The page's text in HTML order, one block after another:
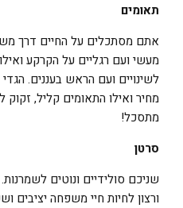
תאומים
אתם מסתכלים על החיים דרך
מעשי ועם רגליים על הקרקע
לשינויים ועם הראש בעננים.
מחיר ואילו התאומים קליל, זקוק
מתסכל!
סרטן
שניכם סולידיים ונוטים
ורצון לחיות חיי משפחה יציבים